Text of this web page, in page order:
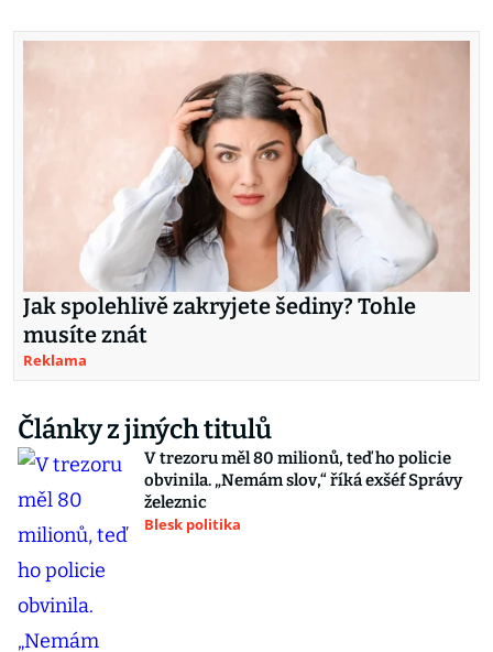
Jak spolehlivě zakryjete šediny? Tohle
musíte znát
Reklama
Články z jiných titulů
V trezoru měl 80 milionů, teď ho policie
obvinila. „Nemám slov,“ říká exšéf Správy
železnic
Blesk politika